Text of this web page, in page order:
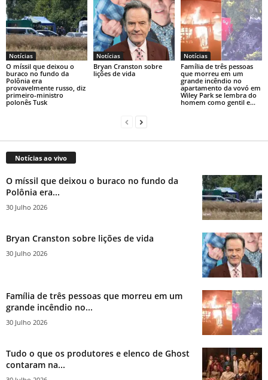
Notícias
O míssil que deixou o
buraco no fundo da
Polônia era
provavelmente russo, diz
primeiro-ministro
polonês Tusk
Notícias
Bryan Cranston sobre
lições de vida
Notícias
Família de três pessoas
que morreu em um
grande incêndio no
apartamento da vovó em
Wiley Park se lembra do
homem como gentil e...
Notícias ao vivo
O míssil que deixou o buraco no fundo da
Polônia era...
30 Julho 2026
Bryan Cranston sobre lições de vida
30 Julho 2026
Família de três pessoas que morreu em um
grande incêndio no...
30 Julho 2026
Tudo o que os produtores e elenco de Ghost
contaram na...